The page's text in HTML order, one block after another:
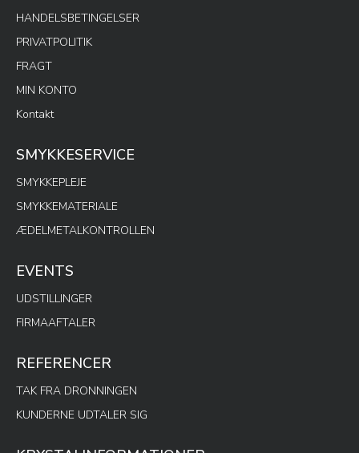
HANDELSBETINGELSER
PRIVATPOLITIK
FRAGT
MIN KONTO
Kontakt
SMYKKESERVICE
SMYKKEPLEJE
SMYKKEMATERIALE
ÆDELMETALKONTROLLEN
EVENTS
UDSTILLINGER
FIRMAAFTALER
REFERENCER
TAK FRA DRONNINGEN
KUNDERNE UDTALER SIG